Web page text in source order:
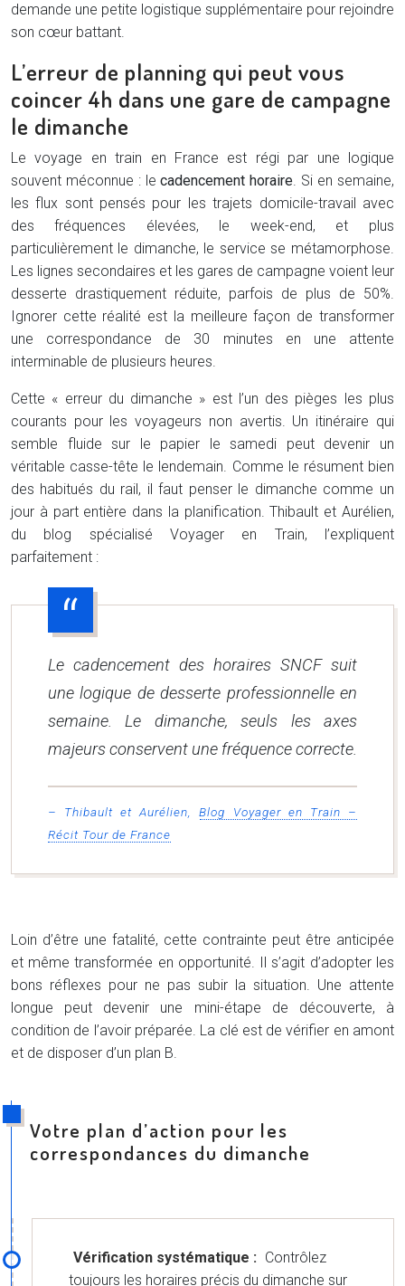
demande une petite logistique supplémentaire pour rejoindre
son cœur battant.
L’erreur de planning qui peut vous
coincer 4h dans une gare de campagne
le dimanche
Le voyage en train en France est régi par une logique
souvent méconnue : lecadencement horaire. Si en semaine,
les flux sont pensés pour les trajets domicile-travail avec
des fréquences élevées, le week-end, et plus
particulièrement le dimanche, le service se métamorphose.
Les lignes secondaires et les gares de campagne voient leur
desserte drastiquement réduite, parfois de plus de 50%.
Ignorer cette réalité est la meilleure façon de transformer
une correspondance de 30 minutes en une attente
interminable de plusieurs heures.
Cette « erreur du dimanche » est l’un des pièges les plus
courants pour les voyageurs non avertis. Un itinéraire qui
semble fluide sur le papier le samedi peut devenir un
véritable casse-tête le lendemain. Comme le résument bien
des habitués du rail, il faut penser le dimanche comme un
jour à part entière dans la planification. Thibault et Aurélien,
du blog spécialisé Voyager en Train, l’expliquent
parfaitement :
Le cadencement des horaires SNCF suit
une logique de desserte professionnelle en
semaine. Le dimanche, seuls les axes
majeurs conservent une fréquence correcte.
– Thibault et Aurélien,Blog Voyager en Train –
Récit Tour de France
Loin d’être une fatalité, cette contrainte peut être anticipée
et même transformée en opportunité. Il s’agit d’adopter les
bons réflexes pour ne pas subir la situation. Une attente
longue peut devenir une mini-étape de découverte, à
condition de l’avoir préparée. La clé est de vérifier en amont
et de disposer d’un plan B.
Votre plan d’action pour les
correspondances du dimanche
Vérification systématique : Contrôlez
toujours les horaires précis du dimanche sur